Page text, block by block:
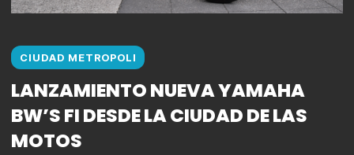
CIUDAD METROPOLI
LANZAMIENTO NUEVA YAMAHA
BW’S FI DESDE LA CIUDAD DE LAS
MOTOS